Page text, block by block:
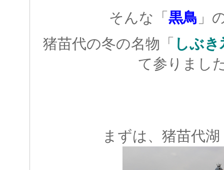
そんな「黒鳥 」
猪苗代の冬の名物「 しぶき
て参りまし
まずは、猪苗代